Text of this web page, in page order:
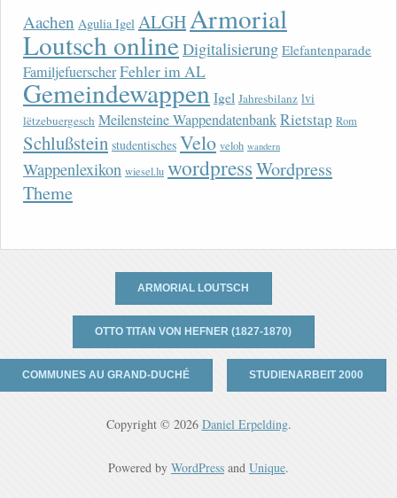
Aachen Agulia Igel ALGHArmorial
Loutsch onlineDigitalisierung Elefantenparade
FamiljefuerscherFehler im AL
Gemeindewappen Igel Jahresbilanz lvi
lëtzebuergesch Meilensteine WappendatenbankRietstap Rom
Schlußstein studentisches Velo veloh wandern
Wappenlexikon wiesel.lu wordpressWordpress
Theme
ARMORIAL LOUTSCH
OTTO TITAN VON HEFNER (1827-1870)
COMMUNES AU GRAND-DUCHÉ STUDIENARBEIT 2000
Copyright © 2026 Daniel Erpelding.
Powered by WordPress and Unique.